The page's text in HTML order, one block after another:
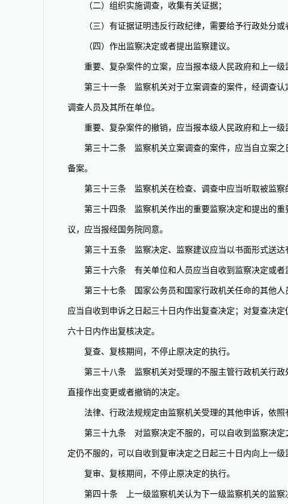
（二）组织实施调查，收集有关证据；
（三）有证据证明违反行政纪律，需要给予行政处分或
（四）作出监察决定或者提出监察建议。
重要、复杂案件的立案，应当报本级人民政府和上一级
第三十一条 监察机关对于立案调查的案件，经调查认定
调查人员及其所在单位。
重要、复杂案件的撤销，应当报本级人民政府和上一级
第三十二条 监察机关立案调查的案件，应当自立案之日
备案。
第三十三条 监察机关在检查、调查中应当听取被监察
第三十四条 监察机关作出的重要监察决定和提出的重要
议，应当报经国务院同意。
第三十五条 监察决定、监察建议应当以书面形式送达
第三十六条 有关单位和人员应当自收到监察决定或者监
第三十七条 国家公务员和国家行政机关任命的其他人员
应当自收到申诉之日起三十日内作出复查决定；对复查决
六十日内作出复核决定。
复查、复核期间，不停止原决定的执行。
第三十八条 监察机关对受理的不服主管行政机关行政处
直接作出变更或者撤销的决定。
法律、行政法规规定由监察机关受理的其他申诉，依照
第三十九条 对监察决定不服的，可以自收到监察决定之
定仍不服的，可以自收到复审决定之日起三十日内向上一
复审、复核期间，不停止原决定的执行。
第四十条 上一级监察机关认为下一级监察机关的监察决